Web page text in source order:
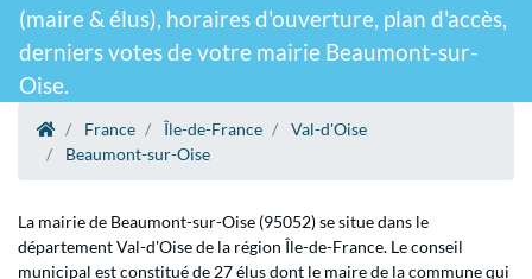
(maire & élus), horaires d'ouverture, plan d'accès,
derniers votes de votre mairie Beaumont-sur-
Oise.
France Île-de-France
Val-d'Oise
Beaumont-sur-Oise
La mairie de Beaumont-sur-Oise (95052) se situe dans le
département Val-d'Oise de la région Île-de-France. Le conseil
municipal est constitué de 27 élus dont le maire de la commune qui